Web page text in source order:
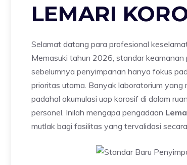
LEMARI
Selamat datang para profesional
Memasuki tahun 2026, standar
sebelumnya penyimpanan hanya fokus
prioritas utama. Banyak laboratorium
padahal akumulasi uap korosif di dalam
personel. Inilah mengapa pengadaan
mutlak bagi fasilitas yang tervalidasi